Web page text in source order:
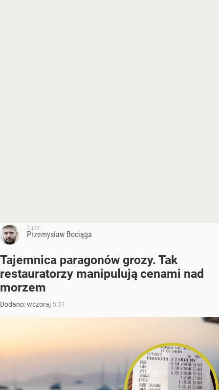
Autor:
Przemysław Bociąga
Tajemnica paragonów grozy. Tak
restauratorzy manipulują cenami nad
morzem
Dodano:wczoraj 5:31